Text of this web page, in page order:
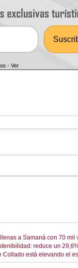
-Ver
a Samaná con 70 mil
reduce un
Collado está elevando el